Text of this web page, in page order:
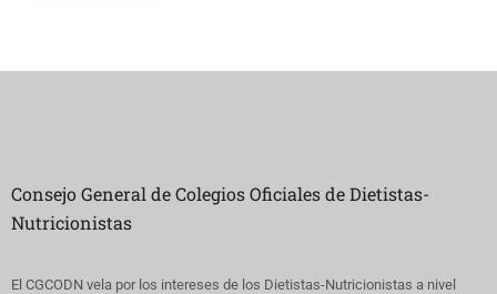
Consejo General de Colegios Oficiales de Dietistas-
Nutricionistas
El CGCODN vela por los intereses de los Dietistas-Nutricionistas a nivel